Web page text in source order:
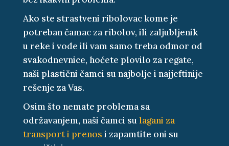
Ako ste strastveni ribolovac kome je
potreban čamac za ribolov, ili zaljubljenik
u reke i vode ili vam samo treba odmor od
svakodnevnice, hoćete plovilo za regate,
naši plastični čamci su najbolje i najjeftinije
rešenje za Vas.
Osim što nemate problema sa
održavanjem, naši čamci sulagani za
transport i prenos i zapamtite oni su